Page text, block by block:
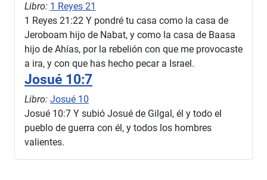
Libro: 1 Reyes 21
1 Reyes 21:22 Y pondré tu casa como la casa de
Jeroboam hijo de Nabat, y como la casa de Baasa
hijo de Ahías, por la rebelión con que me provocaste
a ira, y con que has hecho pecar a Israel.
Josué 10:7
Libro: Josué 10
Josué 10:7 Y subió Josué de Gilgal, él y todo el
pueblo de guerra con él, y todos los hombres
valientes.